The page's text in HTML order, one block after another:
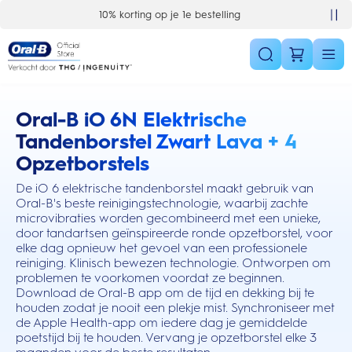
10% korting op je 1e bestelling
Oral-B iO 6N Elektrische
Tandenborstel Zwart Lava + 4
Opzetborstels
De iO 6 elektrische tandenborstel maakt gebruik van
Oral-B's beste reinigingstechnologie, waarbij zachte
microvibraties worden gecombineerd met een unieke,
door tandartsen geïnspireerde ronde opzetborstel, voor
elke dag opnieuw het gevoel van een professionele
reiniging. Klinisch bewezen technologie. Ontworpen om
problemen te voorkomen voordat ze beginnen.
Download de Oral-B app om de tijd en dekking bij te
houden zodat je nooit een plekje mist. Synchroniseer met
de Apple Health-app om iedere dag je gemiddelde
poetstijd bij te houden. Vervang je opzetborstel elke 3
this action will scroll you to the reviews section